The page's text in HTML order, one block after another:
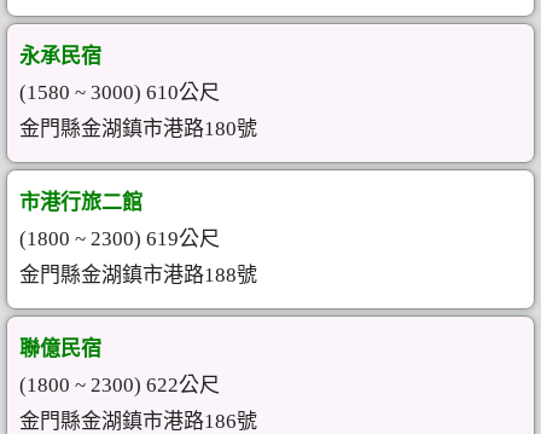
永承民宿
(1580 ~ 3000) 610公尺
金門縣金湖鎮市港路180號
市港行旅二館
(1800 ~ 2300) 619公尺
金門縣金湖鎮市港路188號
聯億民宿
(1800 ~ 2300) 622公尺
金門縣金湖鎮市港路186號